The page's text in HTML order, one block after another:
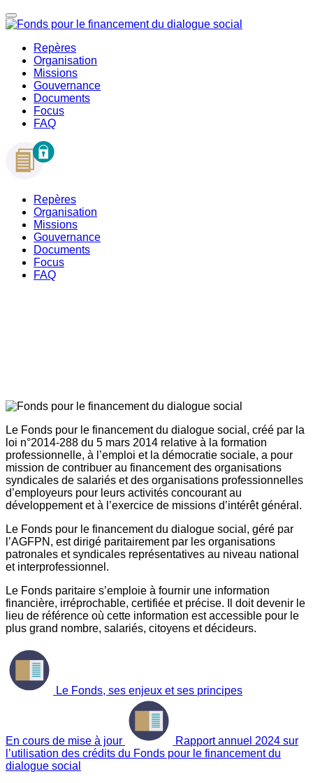
Repères
Organisation
Missions
Gouvernance
Documents
Focus
FAQ
Repères
Organisation
Missions
Gouvernance
Documents
Focus
FAQ
Le Fonds pour le financement du dialogue social, créé par la
loi n°2014-288 du 5 mars 2014 relative à la formation
professionnelle, à l’emploi et la démocratie sociale, a pour
mission de contribuer au financement des organisations
syndicales de salariés et des organisations professionnelles
d’employeurs pour leurs activités concourant au
développement et à l’exercice de missions d’intérêt général.
Le Fonds pour le financement du dialogue social, géré par
l’AGFPN, est dirigé paritairement par les organisations
patronales et syndicales représentatives au niveau national
et interprofessionnel.
Le Fonds paritaire s’emploie à fournir une information
financière, irréprochable, certifiée et précise. Il doit devenir le
lieu de référence où cette information est accessible pour le
plus grand nombre, salariés, citoyens et décideurs.
Le Fonds, ses enjeux et ses principes
En cours de mise à jour
Rapport annuel 2024 sur
l’utilisation des crédits du Fonds pour le financement du
dialogue social